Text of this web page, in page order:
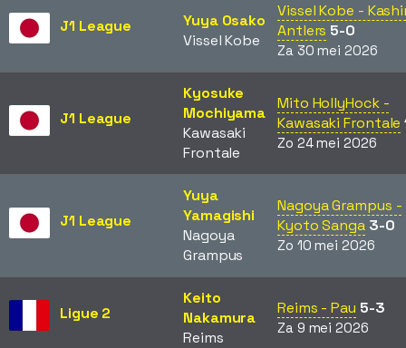
J1 League
Yuya Osako
Vissel Kobe
Vissel Kobe -
Antlers 5-0
Za 30 mei 2026
J1 League
Kyosuke
Mochiyama
Kawasaki
Frontale
Mito HollyHock -
Kawasaki Frontale
Zo 24 mei 2026
J1 League
Yuya
Yamagishi
Nagoya
Grampus
Nagoya Grampus -
Kyoto Sanga 3-0
Zo 10 mei 2026
Ligue 2
Keito
Nakamura
Reims
Reims - Pau 5-3
Za 9 mei 2026